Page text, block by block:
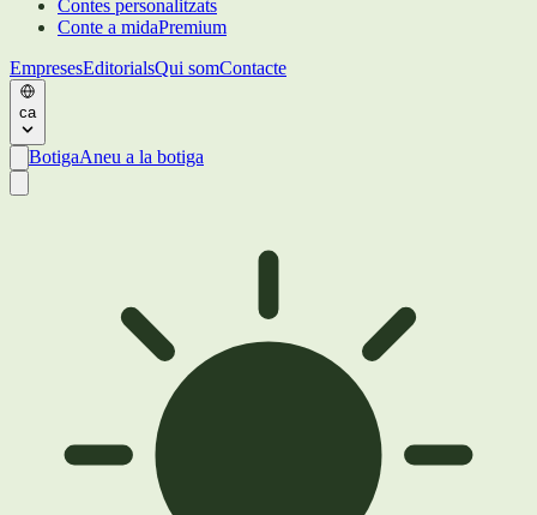
Contes personalitzats
Conte a midaPremium
EmpresesEditorialsQui somContacte
ca
BotigaAneu a la botiga